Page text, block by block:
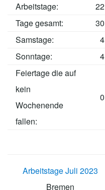
Arbeitstage:
22
Tage gesamt:
30
Samstage:
4
Sonntage:
4
Feiertage die auf
kein
Wochenende
fallen:
0
Arbeitstage Juli 2023
Bremen